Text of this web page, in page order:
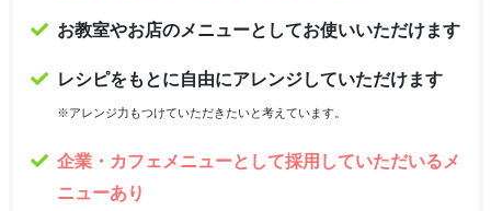
お教室やお店のメニューとしてお使いいただけます
レシピをもとに自由にアレンジしていただけます
※アレンジ力もつけていただきたいと考えています。
企業・カフェメニューとして採用していただいるメ
ニューあり